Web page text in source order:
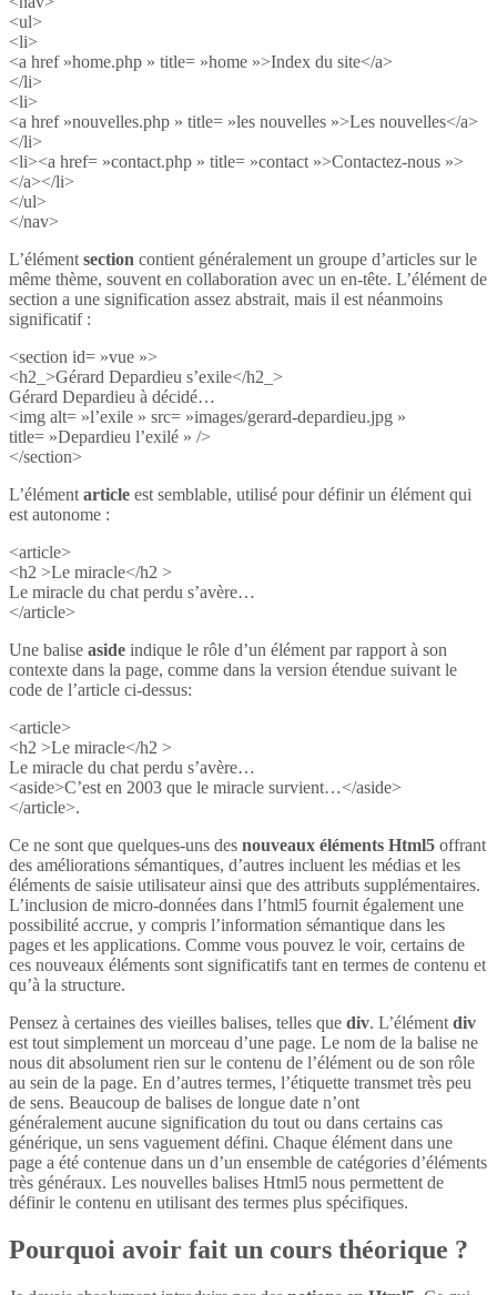
<ul>
<li>
<a href »home.php » title= »home »>Index du site</a>
</li>
<li>
<a href »nouvelles.php » title= »les nouvelles »>Les nouvelles</a>
</li>
<li><a href= »contact.php » title= »contact »>Contactez-nous »>
</a></li>
</ul>
</nav>
L’élément section contient généralement un groupe d’articles sur le
même thème, souvent en collaboration avec un en-tête. L’élément de
section a une signification assez abstrait, mais il est néanmoins
significatif :
<section id= »vue »>
<h2_>Gérard Depardieu s’exile</h2_>
Gérard Depardieu à décidé…
<img alt= »l’exile » src= »images/gerard-depardieu.jpg »
title= »Depardieu l’exilé » />
</section>
L’élément article est semblable, utilisé pour définir un élément qui
est autonome :
<article>
<h2 >Le miracle</h2 >
Le miracle du chat perdu s’avère…
</article>
Une balise aside indique le rôle d’un élément par rapport à son
contexte dans la page, comme dans la version étendue suivant le
code de l’article ci-dessus:
<article>
<h2 >Le miracle</h2 >
Le miracle du chat perdu s’avère…
<aside>C’est en 2003 que le miracle survient…</aside>
</article>.
Ce ne sont que quelques-uns des nouveaux éléments Html5 offrant
des améliorations sémantiques, d’autres incluent les médias et les
éléments de saisie utilisateur ainsi que des attributs supplémentaires.
L’inclusion de micro-données dans l’html5 fournit également une
possibilité accrue, y compris l’information sémantique dans les
pages et les applications. Comme vous pouvez le voir, certains de
ces nouveaux éléments sont significatifs tant en termes de contenu et
qu’à la structure.
Pensez à certaines des vieilles balises, telles que div. L’élément div
est tout simplement un morceau d’une page. Le nom de la balise ne
nous dit absolument rien sur le contenu de l’élément ou de son rôle
au sein de la page. En d’autres termes, l’étiquette transmet très peu
de sens. Beaucoup de balises de longue date n’ont
généralement aucune signification du tout ou dans certains cas
générique, un sens vaguement défini. Chaque élément dans une
page a été contenue dans un d’un ensemble de catégories d’éléments
très généraux. Les nouvelles balises Html5 nous permettent de
définir le contenu en utilisant des termes plus spécifiques.
Pourquoi avoir fait un cours théorique ?